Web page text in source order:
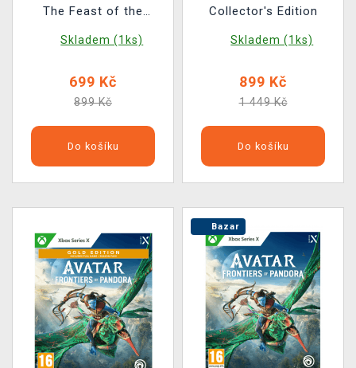
The Feast of the
Skladem (1ks)
699 Kč
899 Kč
Do košíku
Collector's Edition
Skladem (1ks)
899 Kč
1 449 Kč
Do košíku
Bazar